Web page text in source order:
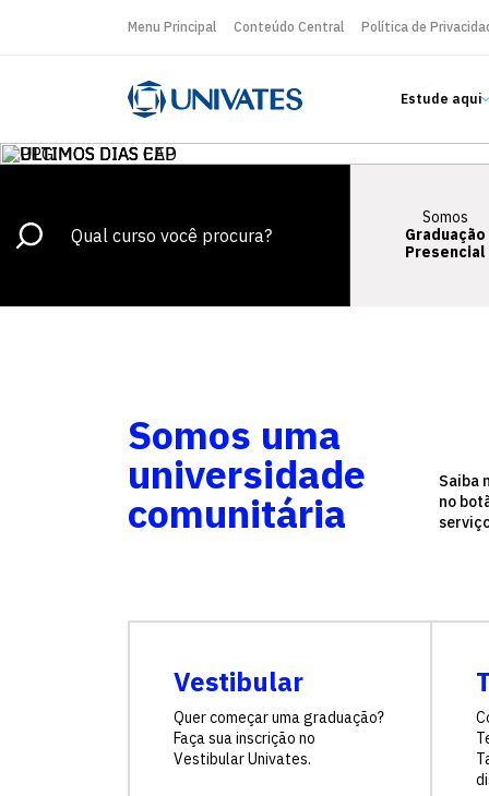
Menu Principal Conteúdo Central Política de
Estude aqui
Somos
Graduação
Presencial
Somos uma
universidade
comunitária
Saiba
no
Vestibular
Quer começar uma graduação?
Faça sua inscrição no
Vestibular Univates.